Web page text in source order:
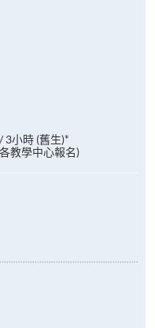
3小時 (舊生)*
教學中心報名)